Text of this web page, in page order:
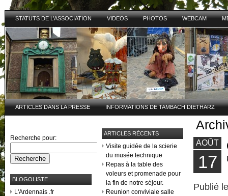
STATUTS DE L’ASSOCIATION VIDEOS PHOTOS WEBCAM
ARTICLES DANS LA PRESSE INFORMATIONS DE TAMBACH DIETHARZ
Recherche pour:
BLOGOLISTE
L'Ardennais .fr
ARTICLES RÉCENTS
Visite guidée de la scierie
du musée technique
Repas à la table des
voleurs et promenade pour
la fin de notre séjour.
Reunion conviviale salle
AOÛT
17
Publié